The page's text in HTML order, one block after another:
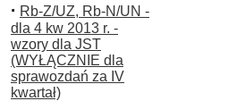
· Rb-Z/UZ, Rb-N/UN -
dla 4 kw 2013 r. -
wzory dla JST
(WYŁĄCZNIE dla
sprawozdań za IV
kwartał)